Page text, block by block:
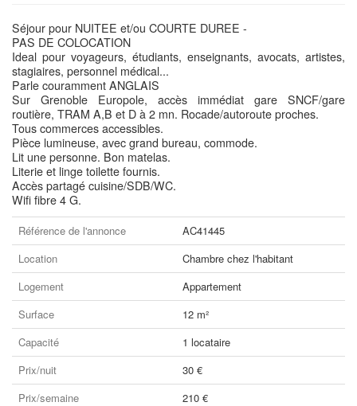
Séjour pour NUITEE et/ou COURTE DUREE -
PAS DE COLOCATION
Ideal pour voyageurs, étudiants, enseignants, avocats, artistes,
stagiaires, personnel médical...
Parle couramment ANGLAIS
Sur Grenoble Europole, accès immédiat gare SNCF/gare
routière, TRAM A,B et D à 2 mn. Rocade/autoroute proches.
Tous commerces accessibles.
Pièce lumineuse, avec grand bureau, commode.
Lit une personne. Bon matelas.
Literie et linge toilette fournis.
Accès partagé cuisine/SDB/WC.
Wifi fibre 4 G.
Référence de l'annonce
AC41445
Location
Chambre chez l'habitant
Logement
Appartement
Surface
12 m²
Capacité
1 locataire
Prix/nuit
30 €
Prix/semaine
210 €